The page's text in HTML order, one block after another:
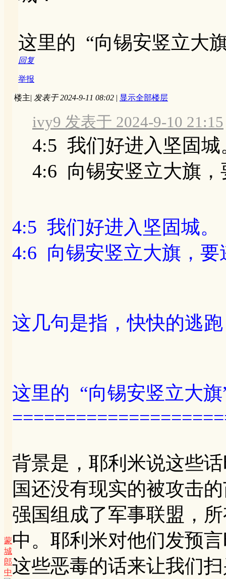
这里的 “向锡安竖立大
回复
举报
蒙
城
郎
中
楼主| 发表于 2024-9-11 08:02 | 显示全部楼层
ivy9 发表于 2024-9-10 21:15
4:5 我们好进入坚固城
4:6 向锡安竖立大旗
4:5 我们好进入坚固城。
4:6 向锡安竖立大旗，要
这几句是指，快快的逃
这里的 “向锡安竖立大
背景是，耶利米说这些
国还没有现实的被攻击
强国组成了军事联盟，
中。耶利米对他们发预
这些恶毒的话来让我们